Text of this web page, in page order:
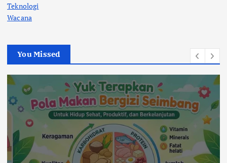
Teknologi
Wacana
You Missed